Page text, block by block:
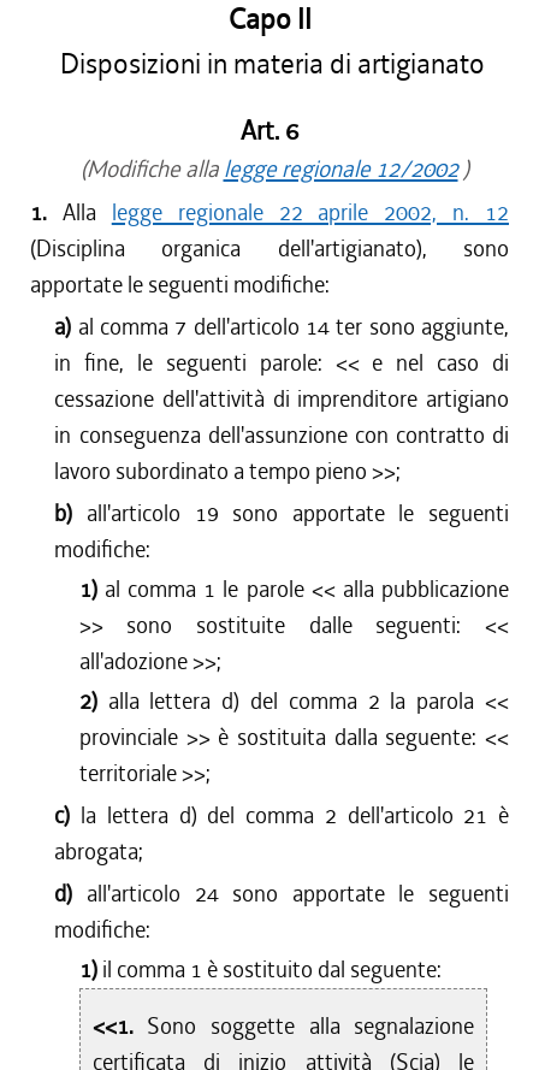
Capo II
Disposizioni in materia di artigianato
Art. 6
(Modifiche alla legge regionale 12/2002)
1. Alla legge regionale 22 aprile 2002, n. 12
(Disciplina organica dell'artigianato), sono
apportate le seguenti modifiche:
a) al comma 7 dell'articolo 14 ter sono aggiunte,
in fine, le seguenti parole: << e nel caso di
cessazione dell'attività di imprenditore artigiano
in conseguenza dell'assunzione con contratto di
lavoro subordinato a tempo pieno >>;
b) all'articolo 19 sono apportate le seguenti
modifiche:
1) al comma 1 le parole << alla pubblicazione
>> sono sostituite dalle seguenti: <<
all'adozione>>;
2) alla lettera d) del comma 2 la parola <<
provinciale>> è sostituita dalla seguente: <<
territoriale>>;
c) la lettera d) del comma 2 dell'articolo 21 è
abrogata;
d) all'articolo 24 sono apportate le seguenti
modifiche:
1) il comma 1 è sostituito dal seguente:
<<1. Sono soggette alla segnalazione
certificata di inizio attività (Scia) le